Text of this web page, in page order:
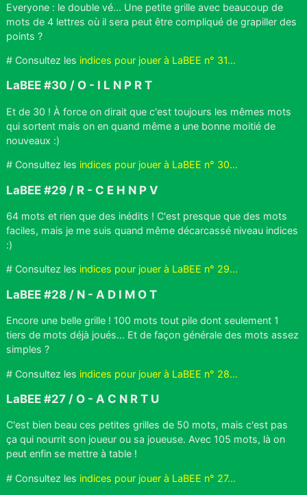
Everyone : le double vé... Une petite grille avec beaucoup de
mots de 4 lettres où il sera peut être compliqué de grapiller des
points ?
# Consultez les indices pour jouer à LaBEE n° 31...
LaBEE #30 / O - I L N P R T
Et de 30 ! À force on dirait que c'est toujours les mêmes mots
qui sortent mais on en quand même a une bonne moitié de
nouveaux :)
# Consultez les indices pour jouer à LaBEE n° 30...
LaBEE #29 / R - C E H N P V
64 mots et rien que des inédits ! C'est presque que des mots
faciles, mais je me suis quand même décarcassé niveau indices
:)
# Consultez les indices pour jouer à LaBEE n° 29...
LaBEE #28 / N - A D I M O T
Encore une belle grille ! 100 mots tout pile dont seulement 1
tiers de mots déjà joués... Et de façon générale des mots assez
simples ?
# Consultez les indices pour jouer à LaBEE n° 28...
LaBEE #27 / O - A C N R T U
C'est bien beau ces petites grilles de 50 mots, mais c'est pas
ça qui nourrit son joueur ou sa joueuse. Avec 105 mots, là on
peut enfin se mettre à table !
# Consultez les indices pour jouer à LaBEE n° 27...